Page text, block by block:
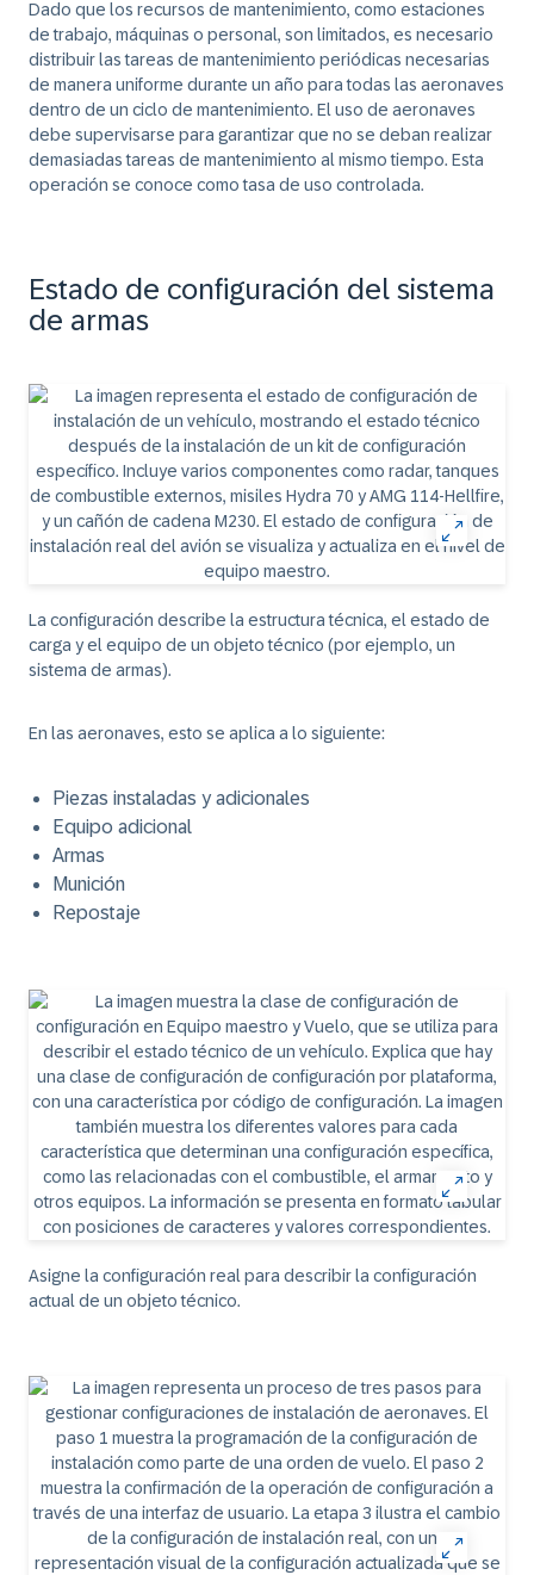
Dado que los recursos de mantenimiento, como estaciones
de trabajo, máquinas o personal, son limitados, es necesario
distribuir las tareas de mantenimiento periódicas necesarias
de manera uniforme durante un año para todas las aeronaves
dentro de un ciclo de mantenimiento. El uso de aeronaves
debe supervisarse para garantizar que no se deban realizar
demasiadas tareas de mantenimiento al mismo tiempo. Esta
operación se conoce como tasa de uso controlada.
Estado de configuración del sistema
de armas
La configuración describe la estructura técnica, el estado de
carga y el equipo de un objeto técnico (por ejemplo, un
sistema de armas).
En las aeronaves, esto se aplica a lo siguiente:
Piezas instaladas y adicionales
Equipo adicional
Armas
Munición
Repostaje
Asigne la configuración real para describir la configuración
actual de un objeto técnico.